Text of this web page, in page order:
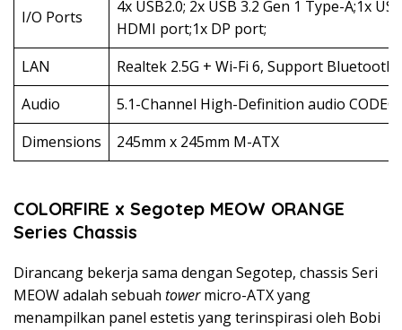
I/O Ports
4x USB2.0; 2x USB 3.2 Gen 1 Type-A;1x
HDMI port;1x DP port;
LAN
Realtek 2.5G + Wi-Fi 6, Support Bluetooth
Audio
5.1-Channel High-Definition audio CODEC
Dimensions
245mm x 245mm M-ATX
COLORFIRE x Segotep MEOW ORANGE
Series Chassis
Dirancang bekerja sama dengan Segotep, chassis Seri
MEOW adalah sebuah towermicro-ATX yang
menampilkan panel estetis yang terinspirasi oleh Bobi